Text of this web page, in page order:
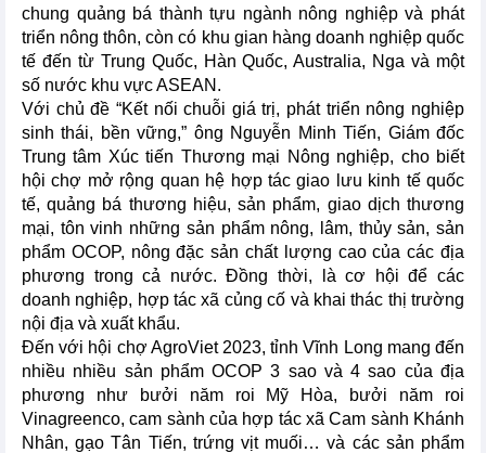
chung quảng bá thành tựu ngành nông nghiệp và phát
triển nông thôn, còn có khu gian hàng doanh nghiệp quốc
tế đến từ Trung Quốc, Hàn Quốc, Australia, Nga và một
số nước khu vực ASEAN.
Với chủ đề “Kết nối chuỗi giá trị, phát triển nông nghiệp
sinh thái, bền vững,” ông Nguyễn Minh Tiến, Giám đốc
Trung tâm Xúc tiến Thương mại Nông nghiệp, cho biết
hội chợ mở rộng quan hệ hợp tác giao lưu kinh tế quốc
tế, quảng bá thương hiệu, sản phẩm, giao dịch thương
mại, tôn vinh những sản phẩm nông, lâm, thủy sản, sản
phẩm OCOP, nông đặc sản chất lượng cao của các địa
phương trong cả nước. Đồng thời, là cơ hội để các
doanh nghiệp, hợp tác xã củng cố và khai thác thị trường
nội địa và xuất khẩu.
Đến với hội chợ AgroViet 2023, tỉnh Vĩnh Long mang đến
nhiều nhiều sản phẩm OCOP 3 sao và 4 sao của địa
phương như bưởi năm roi Mỹ Hòa, bưởi năm roi
Vinagreenco, cam sành của hợp tác xã Cam sành Khánh
Nhân, gạo Tân Tiến, trứng vịt muối… và các sản phẩm